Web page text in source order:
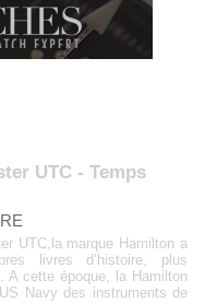
UTC - Temps
UTC,la marque Hamilton a
livres d’histoire, plus
A cette époque, la Hamilton
Navy des instruments de